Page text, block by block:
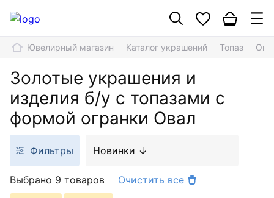
Ювелирный магазин Каталог украшений Топаз
Золотые украшения и
изделия б/у с топазами с
формой огранки Овал
Выбрано 9 товаров Очистить все
Фильтры Новинки ↓